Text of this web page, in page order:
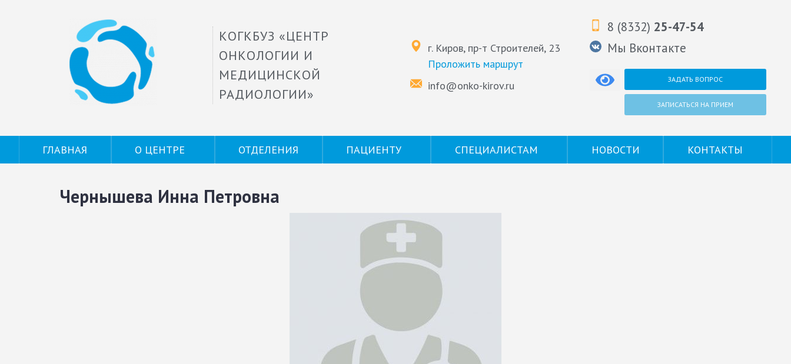
КОГКБУЗ «ЦЕНТР
ОНКОЛОГИИ И
МЕДИЦИНСКОЙ
РАДИОЛОГИИ»
г. Киров, пр-т Строителей, 23
Проложить маршрут
info@onko-kirov.ru
8 (8332) 25-47-54
Мы Вконтакте
ЗАДАТЬ ВОПРОС
ЗАПИСАТЬСЯ НА ПРИЕМ
ГЛАВНАЯ О ЦЕНТРЕ ОТДЕЛЕНИЯ ПАЦИЕНТУ СПЕЦИАЛИСТАМ НОВОСТИ КОНТАКТЫ
Чернышева Инна Петровна